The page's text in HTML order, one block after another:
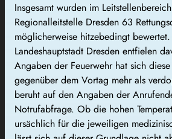
Insgesamt wurden im
Regionalleitstelle Dresden 63
möglicherweise hitzebedingt
Landeshauptstadt Dresden entfielen
Angaben der Feuerwehr hat sich
gegenüber dem Vortag mehr als
beruht auf den Angaben der
Notrufabfrage. Ob die hohen
ursächlich für die jeweiligen